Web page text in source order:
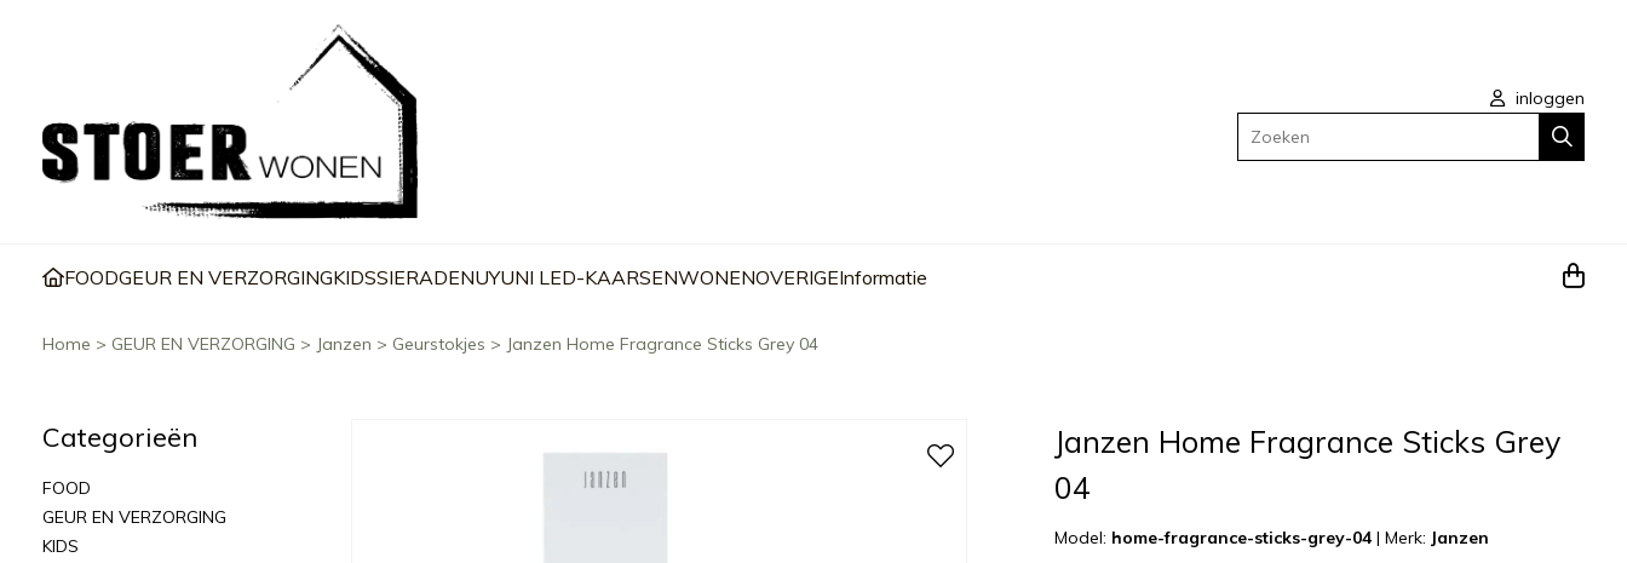
inloggen
Zoeken
FOODGEUR EN VERZORGINGKIDSSIERADENUYUNI LED-KAARSENWONENOVERIGEInformatie
Home > GEUR EN VERZORGING > Janzen > Geurstokjes > Janzen Home Fragrance Sticks Grey 04
Categorieën
FOOD
GEUR EN VERZORGING
KIDS
Janzen Home Fragrance Sticks Grey
04
Model: home-fragrance-sticks-grey-04 | Merk: Janzen